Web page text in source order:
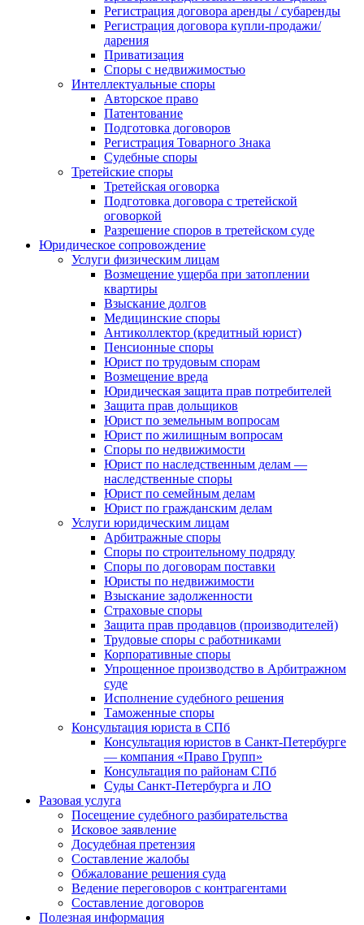
Регистрация договора аренды / субаренды
Регистрация договора купли-продажи/
дарения
Приватизация
Cпоры с недвижимостью
Интеллектуальные споры
Авторское право
Патентование
Подготовка договоров
Регистрация Товарного Знака
Судебные споры
Третейские споры
Третейская оговорка
Подготовка договора с третейской
оговоркой
Разрешение споров в третейском суде
Юридическое сопровождение
Услуги физическим лицам
Возмещение ущерба при затоплении
квартиры
Взыскание долгов
Медицинские споры
Антиколлектор (кредитный юрист)
Пенсионные споры
Юрист по трудовым спорам
Возмещение вреда
Юридическая защита прав потребителей
Защита прав дольщиков
Юрист по земельным вопросам
Юрист по жилищным вопросам
Споры по недвижимости
Юрист по наследственным делам —
наследственные споры
Юрист по семейным делам
Юрист по гражданским делам
Услуги юридическим лицам
Арбитражные споры
Споры по строительному подряду
Споры по договорам поставки
Юристы по недвижимости
Взыскание задолженности
Страховые споры
Защита прав продавцов (производителей)
Трудовые споры с работниками
Корпоративные споры
Упрощенное производство в Арбитражном
суде
Исполнение судебного решения
Таможенные споры
Консультация юриста в СПб
Консультация юристов в Санкт-Петербурге
— компания «Право Групп»
Консультация по районам СПб
Суды Санкт-Петербурга и ЛО
Разовая услуга
Посещение судебного разбирательства
Исковое заявление
Досудебная претензия
Составление жалобы
Обжалование решения суда
Ведение переговоров с контрагентами
Составление договоров
Полезная информация